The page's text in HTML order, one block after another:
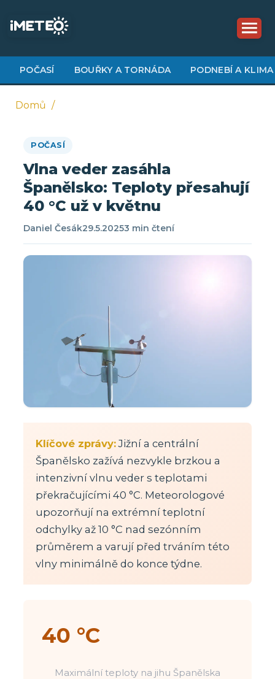
obsahu
POČASÍ BOUŘKY A TORNÁDA PODNEBÍ A KLIMA
navigace
Domů
POČASÍ
Vlna veder zasáhla
Španělsko: Teploty přesahují
40 °C už v květnu
Daniel Česák29.5.20253 min čtení
Klíčové zprávy:Jižní a centrální
Španělsko zažívá nezvykle brzkou a
intenzivní vlnu veder s teplotami
překračujícími 40 °C. Meteorologové
upozorňují na extrémní teplotní
odchylky až 10 °C nad sezónním
průměrem a varují před trváním této
vlny minimálně do konce týdne.
40 °C
Maximální teploty na jihu Španělska